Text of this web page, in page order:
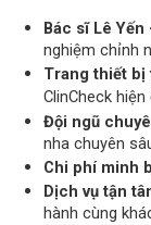
Bác sĩ Lê
nghiệm chỉnh
Trang thiết bị
ClinCheck hiện
Đội ngũ
nha chuyên
Chi phí minh
Dịch vụ tận
hành cùng